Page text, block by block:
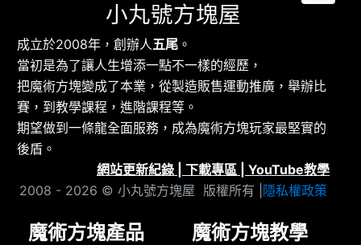
小丸號方塊屋
成立於2008年，創辦人 五尾 。
當初是為了讓人生增添一點不一樣的經歷，
把魔術方塊變成了本業，從製造販售運動推廣，舉辦比
賽，到教學課程，進階課程等。
期望做到一條龍全面服務，成為魔術方塊玩家最堅實的
後盾。
網站更新紀錄
下載專區
YouTube教學
2008 - 2026 © 小丸號方塊屋 版權所有 | 隱私權政策
魔術方塊產品 魔術方塊教學